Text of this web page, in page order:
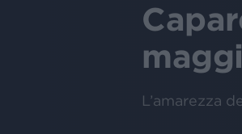
L’amarezza